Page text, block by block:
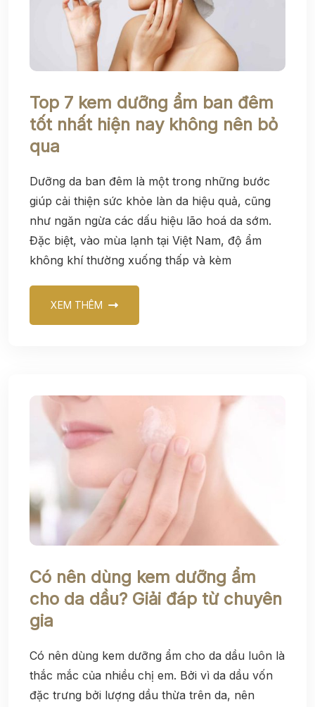
Top 7 kem dưỡng ẩm ban đêm
tốt nhất hiện nay không nên bỏ
qua
Dưỡng da ban đêm là một trong những bước
giúp cải thiện sức khỏe làn da hiệu quả, cũng
như ngăn ngừa các dấu hiệu lão hoá da sớm.
Đặc biệt, vào mùa lạnh tại Việt Nam, độ ẩm
không khí thường xuống thấp và kèm
XEM THÊM
Có nên dùng kem dưỡng ẩm
cho da dầu? Giải đáp từ chuyên
gia
Có nên dùng kem dưỡng ẩm cho da dầu luôn là
thắc mắc của nhiều chị em. Bởi vì da dầu vốn
đặc trưng bởi lượng dầu thừa trên da, nên